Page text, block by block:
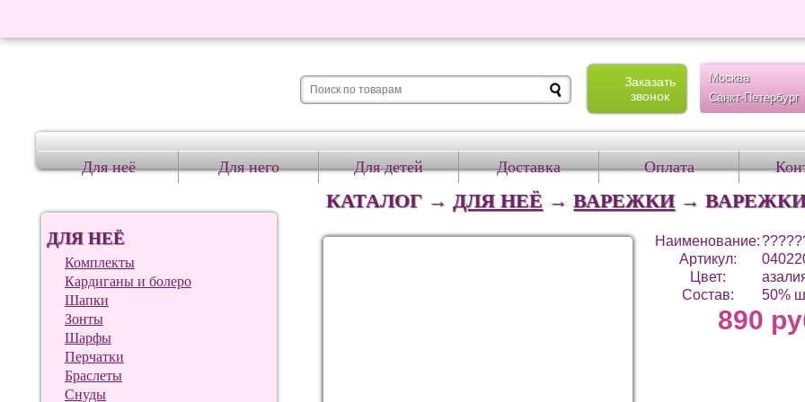
Заказать
звонок
Москва
Санкт-Петербург
Для неё Для него Для детей Доставка Оплата
ДЛЯ НЕЁ
Комплекты
Кардиганы и болеро
Шапки
Зонты
Шарфы
Перчатки
Браслеты
Снуды
КАТАЛОГ →ДЛЯ НЕЁ →ВАРЕЖКИ→
Наименование:
Артикул:
Цвет:
Состав:
50%
890